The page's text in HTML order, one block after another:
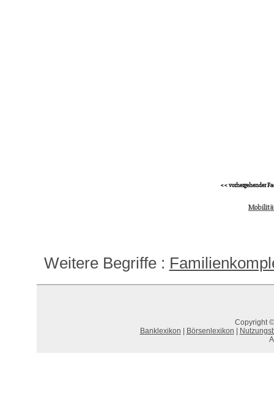
<< vorhergehender
Weitere Begriffe :
Copyright
Banklexikon
Börsenlexikon